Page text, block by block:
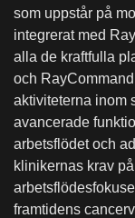
som uppstår på
integrerat med
alla de kraftfulla
och
aktiviteterna inom
avancerade
arbetsflödet och
klinikernas krav
framtidens